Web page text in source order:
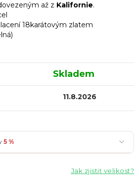
až z Kalifornie.
18karátovým zlatem
Skladem
11.8.2026
5 %
Jak zjistit velikost?